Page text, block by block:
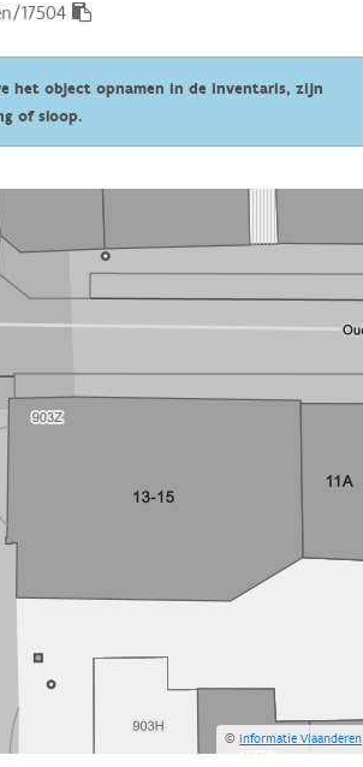
17504
het object opnamen in de inventaris, zijn
of sloop.
©Informatie Vlaanderen